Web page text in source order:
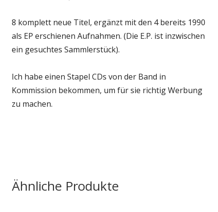
8 komplett neue Titel, ergänzt mit den 4 bereits 1990
als EP erschienen Aufnahmen. (Die E.P. ist inzwischen
ein gesuchtes Sammlerstück).
Ich habe einen Stapel CDs von der Band in
Kommission bekommen, um für sie richtig Werbung
zu machen.
Ähnliche Produkte